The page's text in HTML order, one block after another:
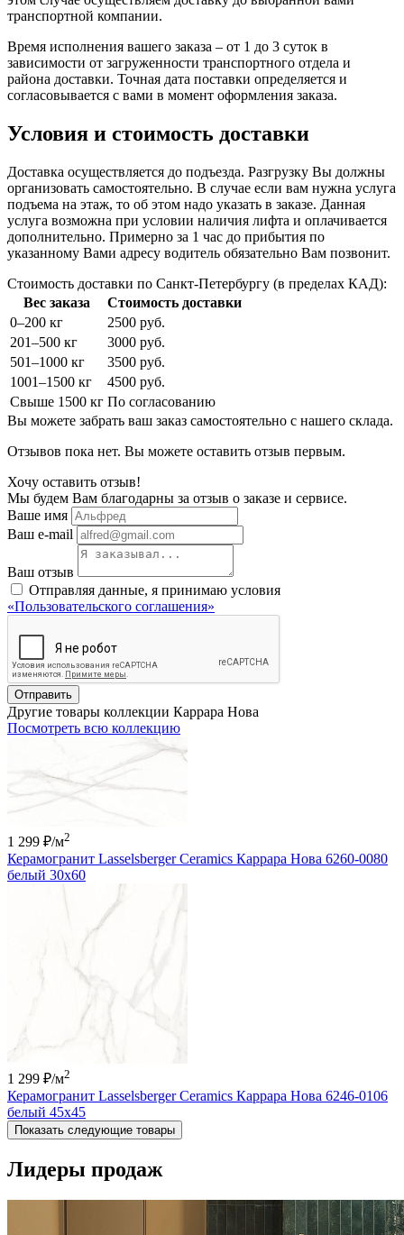
транспортной компании.
Время исполнения вашего заказа – от 1 до 3 суток в
зависимости от загруженности транспортного отдела и
района доставки. Точная дата поставки определяется и
согласовывается с вами в момент оформления заказа.
Условия и стоимость доставки
Доставка осуществляется до подъезда. Разгрузку Вы должны
организовать самостоятельно. В случае если вам нужна услуга
подъема на этаж, то об этом надо указать в заказе. Данная
услуга возможна при условии наличия лифта и оплачивается
дополнительно. Примерно за 1 час до прибытия по
указанному Вами адресу водитель обязательно Вам позвонит.
Стоимость доставки по Санкт-Петербургу (в пределах КАД):
Вес заказа
Стоимость доставки
0–200 кг
2500 руб.
201–500 кг
3000 руб.
501–1000 кг
3500 руб.
1001–1500 кг
4500 руб.
Свыше 1500 кг По согласованию
Вы можете забрать ваш заказ самостоятельно с нашего склада.
Отзывов пока нет. Вы можете оставить отзыв первым.
Хочу оставить отзыв!
Мы будем Вам благодарны за отзыв о заказе и сервисе.
Ваше имя
Ваш e-mail
Ваш отзыв
Отправляя данные, я принимаю условия
«Пользовательского соглашения»
Отправить
Другие товары коллекции Каррара Нова
Посмотреть всю коллекцию
1 299 ₽/м2
Керамогранит Lasselsberger Ceramics Каррара Нова 6260-0080
белый 30х60
1 299 ₽/м2
Керамогранит Lasselsberger Ceramics Каррара Нова 6246-0106
белый 45х45
Показать следующие товары
Лидеры продаж